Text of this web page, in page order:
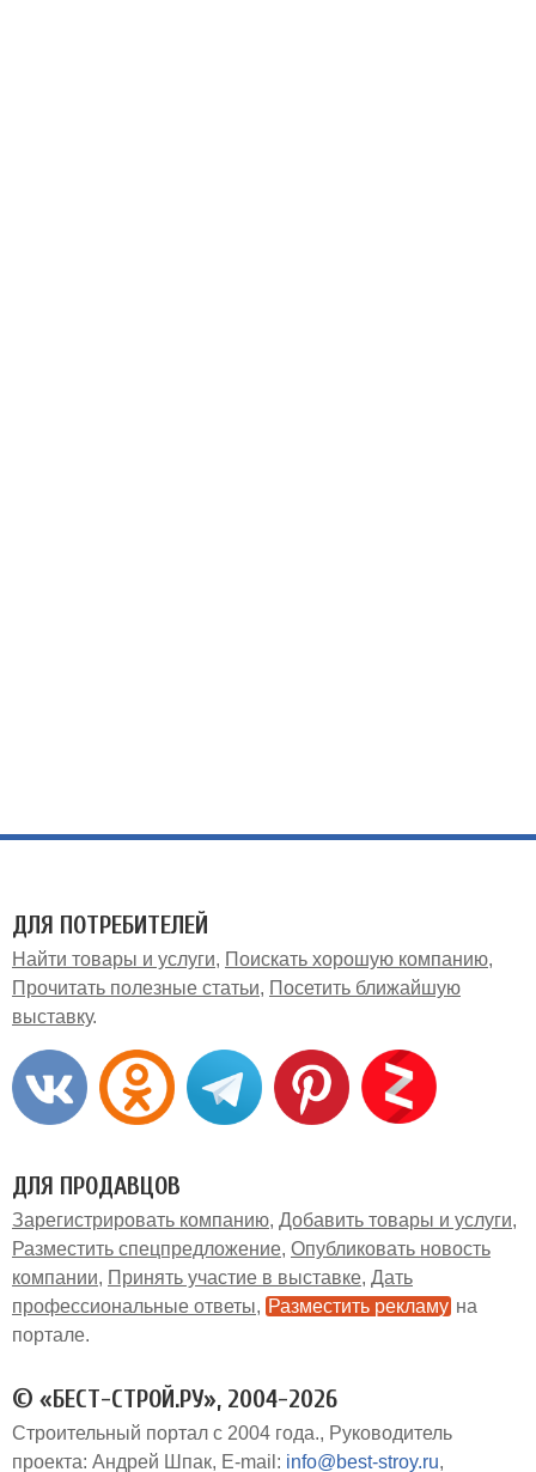
ДЛЯ ПОТРЕБИТЕЛЕЙ
Найти товары и услуги
Поискать хорошую компанию
Прочитать полезные статьи
Посетить ближайшую
выставку
ДЛЯ ПРОДАВЦОВ
Зарегистрировать компанию Добавить товары и услуги
Разместить спецпредложение Опубликовать новость
компании
Принять участие в выставке Дать
профессиональные ответы
Разместить рекламу на
портале
© «БЕСТ-СТРОЙ.РУ», 2004-2026
Строительный портал с 2004 года.
Руководитель
проекта: Андрей Шпак E-mail: info@best-stroy.ru